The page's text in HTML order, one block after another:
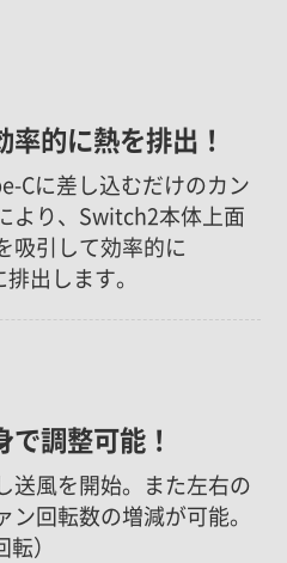
的に熱を排出！
Cに差し込むだけのカン
より、Switch2本体上面
吸引して効率的に
出します。
調整可能！
送風を開始。また左右の
回転数の増減が可能。
）